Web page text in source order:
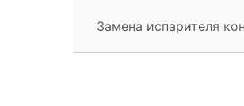
Замена испарителя